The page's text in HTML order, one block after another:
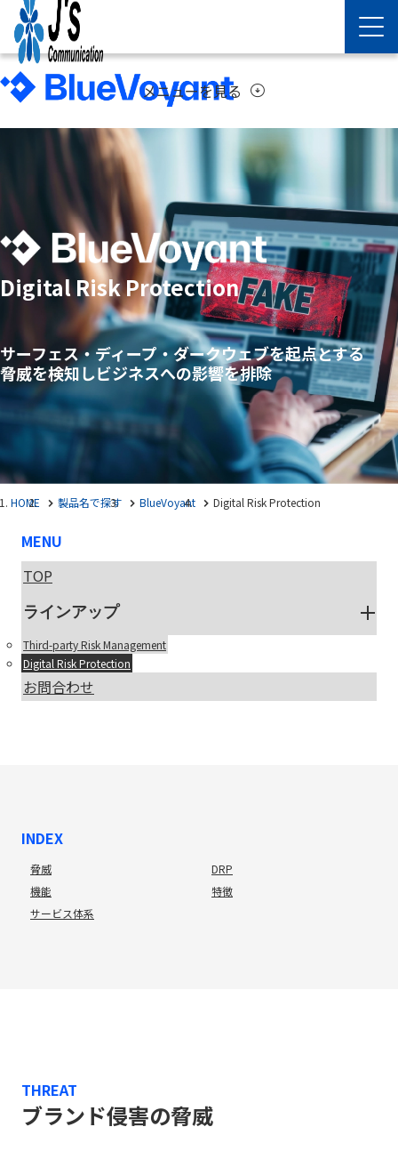
メニューを見る arrow_circle_down
Digital Risk Protection
サーフェス・ディープ・ダークウェブを起点とする
脅威を検知しビジネスへの影響を排除
HOME 製品名で探す BlueVoyant Digital Risk Protection
MENU
TOP
ラインアップ
Third-party Risk Management
Digital Risk Protection
お問合わせ
INDEX
脅威
DRP
機能
特徴
サービス体系
THREAT
ブランド侵害の脅威